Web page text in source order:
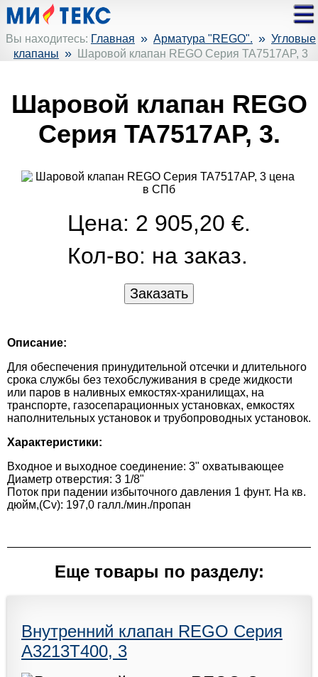
Вы находитесь: Главная » Арматура "REGO". » Угловые
клапаны » Шаровой клапан REGO Серия TA7517AP, 3
Шаровой клапан REGO
Серия TA7517AP, 3.
Цена: 2 905,20 €.
Кол-во: на заказ.
Описание:
Для обеспечения принудительной отсечки и длительного
срока службы без техобслуживания в среде жидкости
или паров в наливных емкостях-хранилищах, на
транспорте, газосепарационных установках, емкостях
наполнительных установок и трубопроводных установок.
Характеристики:
Входное и выходное соединение: 3" охватывающее
Диаметр отверстия: 3 1/8"
Поток при падении избыточного давления 1 фунт. На кв.
дюйм,(Cv): 197,0 галл./мин./пропан
Еще товары по разделу:
Внутренний клапан REGO Серия
A3213T400, 3